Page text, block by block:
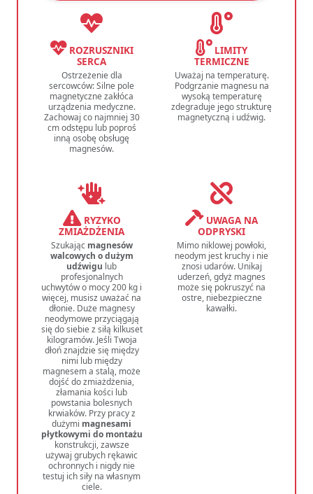
ROZRUSZNIKI
SERCA
Ostrzeżenie dla
sercowców: Silne pole
magnetyczne zakłóca
urządzenia medyczne.
Zachowaj co najmniej 30
cm odstępu lub poproś
inną osobę obsługę
magnesów.
LIMITY
TERMICZNE
Uważaj na temperaturę.
Podgrzanie magnesu na
wysoką temperaturę
zdegraduje jego strukturę
magnetyczną i udźwig.
RYZYKO
ZMIAŻDŻENIA
Szukając magnesów
walcowych o dużym
udźwigu lub
profesjonalnych
uchwytów o mocy 200 kg i
więcej, musisz uważać na
dłonie. Duże magnesy
neodymowe przyciągają
się do siebie z siłą kilkuset
kilogramów. Jeśli Twoja
dłoń znajdzie się między
nimi lub między
magnesem a stalą, może
dojść do zmiażdżenia,
złamania kości lub
powstania bolesnych
krwiaków. Przy pracy z
dużymi magnesami
płytkowymi do montażu
konstrukcji, zawsze
używaj grubych rękawic
ochronnych i nigdy nie
testuj ich siły na własnym
ciele.
UWAGA NA
ODPRYSKI
Mimo niklowej powłoki,
neodym jest kruchy i nie
znosi udarów. Unikaj
uderzeń, gdyż magnes
może się pokruszyć na
ostre, niebezpieczne
kawałki.